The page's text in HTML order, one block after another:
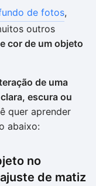
de fotos,
outros
cor de um objeto
de uma
escura ou
quer aprender
abaixo:
no
de matiz